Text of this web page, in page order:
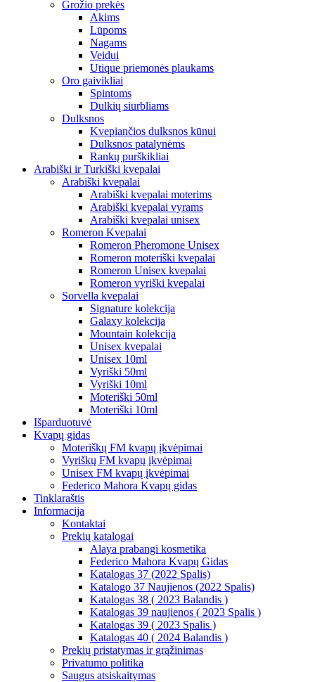
Grožio prekės
Akims
Lūpoms
Nagams
Veidui
Utique priemonės plaukams
Oro gaivikliai
Spintoms
Dulkių siurbliams
Dulksnos
Kvepiančios dulksnos kūnui
Dulksnos patalynėms
Rankų purškikliai
Arabiški ir Turkiški kvepalai
Arabiški kvepalai
Arabiški kvepalai moterims
Arabiški kvepalai vyrams
Arabiški kvepalai unisex
Romeron Kvepalai
Romeron Pheromone Unisex
Romeron moteriški kvepalai
Romeron Unisex kvepalai
Romeron vyriški kvepalai
Sorvella kvepalai
Signature kolekcija
Galaxy kolekcija
Mountain kolekcija
Unisex kvepalai
Unisex 10ml
Vyriški 50ml
Vyriški 10ml
Moteriški 50ml
Moteriški 10ml
Išparduotuvė
Kvapų gidas
Moteriškų FM kvapų įkvėpimai
Vyriškų FM kvapų įkvėpimai
Unisex FM kvapų įkvėpimai
Federico Mahora Kvapų gidas
Tinklaraštis
Informacija
Kontaktai
Prekių katalogai
Alaya prabangi kosmetika
Federico Mahora Kvapų Gidas
Katalogas 37 (2022 Spalis)
Katalogo 37 Naujienos (2022 Spalis)
Katalogas 38 ( 2023 Balandis )
Katalogas 39 naujienos ( 2023 Spalis )
Katalogas 39 ( 2023 Spalis )
Katalogas 40 ( 2024 Balandis )
Prekių pristatymas ir grąžinimas
Privatumo politika
Saugus atsiskaitymas